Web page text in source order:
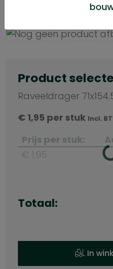
Raveeldrager
Product
Raveeldrager
€ 1,95 per stuk Incl.
Prijs per stuk:
€ 1,95
Totaal:
In